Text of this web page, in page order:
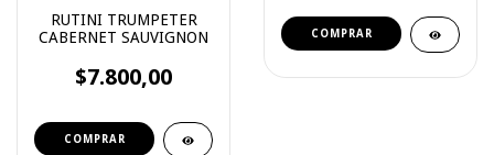
RUTINI TRUMPETER
CABERNET SAUVIGNON
$7.800,00